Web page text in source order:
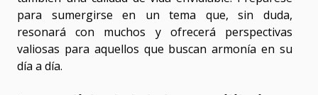
para sumergirse en un tema que, sin duda,
resonará con muchos y ofrecerá perspectivas
valiosas para aquellos que buscan armonía en su
día a día.